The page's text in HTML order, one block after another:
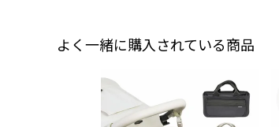
よく一緒に購入されている商品